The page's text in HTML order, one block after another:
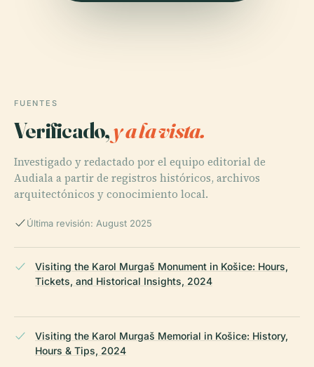
FUENTES
Verificado,y a la vista.
Investigado y redactado por el equipo editorial de
Audiala a partir de registros históricos, archivos
arquitectónicos y conocimiento local.
Última revisión: August 2025
Visiting the Karol Murgaš Monument in Košice: Hours,
Tickets, and Historical Insights, 2024
Visiting the Karol Murgaš Memorial in Košice: History,
Hours & Tips, 2024